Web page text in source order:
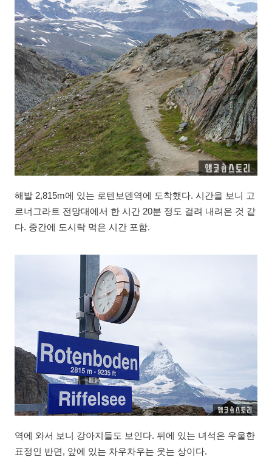
해발 2,815m에 있는 로텐보덴역에 도착했다. 시간을 보니 고
르너그라트 전망대에서 한 시간 20분 정도 걸려 내려온 것 같
다. 중간에 도시락 먹은 시간 포함.
역에 와서 보니 강아지들도 보인다. 뒤에 있는 녀석은 우울한
표정인 반면, 앞에 있는 차우차우는 웃는 상이다.